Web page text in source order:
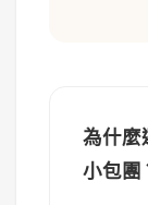
為什麼
小包團